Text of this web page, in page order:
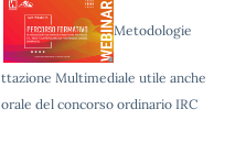
Metodologie
Multimediale utile anche
del concorso ordinario IRC